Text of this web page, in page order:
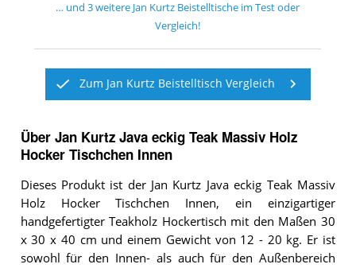
… und3weitere Jan Kurtz Beistelltische im Test oder
Vergleich!
Zum Jan Kurtz Beistelltisch Vergleich
Über Jan Kurtz Java eckig Teak Massiv Holz
Hocker Tischchen Innen
Dieses Produkt ist der Jan Kurtz Java eckig Teak Massiv
Holz Hocker Tischchen Innen, ein einzigartiger
handgefertigter Teakholz Hockertisch mit den Maßen 30
x 30 x 40 cm und einem Gewicht von 12 - 20 kg. Er ist
sowohl für den Innen- als auch für den Außenbereich